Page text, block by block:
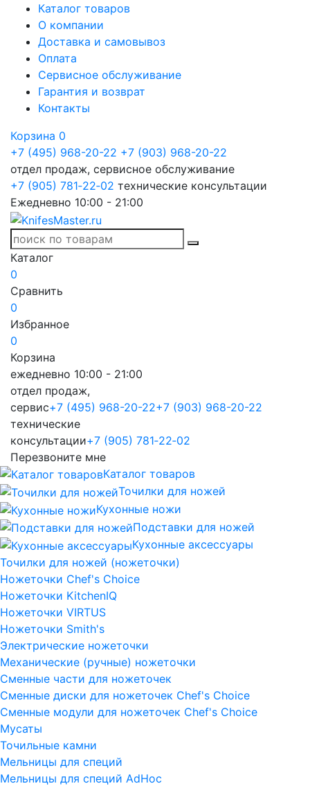
Каталог товаров
О компании
Доставка и самовывоз
Оплата
Сервисное обслуживание
Гарантия и возврат
Контакты
Корзина 0
+7 (495) 968-20-22 +7 (903) 968-20-22
отдел продаж, сервисное обслуживание
+7 (905) 781‑22‑02 технические консультации
Ежедневно 10:00 - 21:00
Каталог
0
Сравнить
0
Избранное
0
Корзина
ежедневно 10:00 - 21:00
отдел продаж,
сервис+7 (495) 968-20-22+7 (903) 968-20-22
технические
консультации+7 (905) 781‑22‑02
Перезвоните мне
Каталог товаров
Точилки для ножей
Кухонные ножи
Подставки для ножей
Кухонные аксессуары
Точилки для ножей (ножеточки)
Ножеточки Chef's Choice
Ножеточки KitchenIQ
Ножеточки VIRTUS
Ножеточки Smith's
Электрические ножеточки
Механические (ручные) ножеточки
Сменные части для ножеточек
Сменные диски для ножеточек Chef's Choice
Сменные модули для ножеточек Chef's Choice
Мусаты
Точильные камни
Мельницы для специй
Мельницы для специй AdHoc